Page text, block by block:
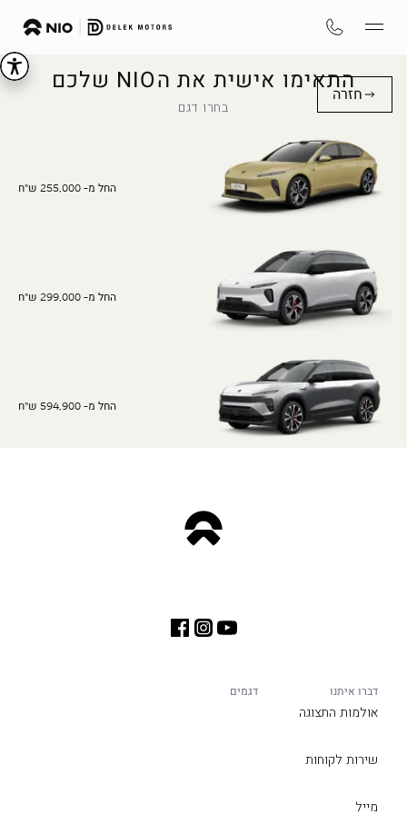
חזרה
התאימו אישית את הNIO שלכם
בחרו דגם
החל מ- 255,000 ש"ח
החל מ- 299,000 ש"ח
החל מ- 594,900 ש"ח
דברו איתנו
אולמות התצוגה
שירות לקוחות
מייל
דגמים